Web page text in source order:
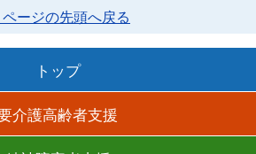
ページの先頭へ戻る
トップ
介護高齢者支援